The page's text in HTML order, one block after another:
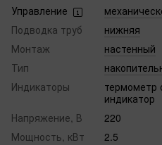
Управление
Подводка труб
нижняя
Монтаж
настенный
Тип
Индикаторы
термометр
индикатор
Напряжение, В
220
Мощность, кВт
2.5